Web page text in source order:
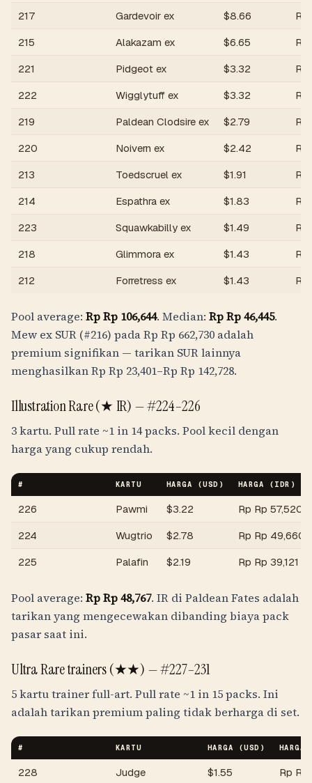
217
Gardevoir ex $8.66 Rp
215
Alakazam ex $6.65 Rp
221
Pidgeot ex $3.32 Rp
222
Wigglytuff ex $3.32 Rp
219
Paldean Clodsire ex $2.79 Rp
220
Noivern ex $2.42 Rp
213
Toedscruel ex $1.91 Rp
214
Espathra ex $1.83 Rp
223
Squawkabilly ex $1.49 Rp
218
Glimmora ex $1.43 Rp
212
Forretress ex $1.43 Rp
Pool average: RpRp 106,644. Median: RpRp 46,445.
Mew ex SUR (#216) padaRp Rp 662,730 adalah
premium signifikan — tarikan SUR lainnya
menghasilkanRp Rp 23,401–Rp Rp 142,728.
Illustration Rare (★ IR) —#224–226
3 kartu. Pull rate ~1 in 14 packs. Pool kecil dengan
harga yang cukup rendah.
# KARTU HARGA (USD) HARGA ( IDR )
226 Pawmi $3.22 Rp Rp 57,520
224
Wugtrio $2.78 Rp Rp 49,660
225
Palafin $2.19 Rp Rp 39,121
Pool average: RpRp 48,767. IR di Paldean Fates adalah
tarikan yang mengecewakan dibanding biaya pack
pasar saat ini.
Ultra Rare trainers (★★) —#227–231
5 kartu trainer full-art. Pull rate ~1 in 15 packs. Ini
adalah tarikan premium paling tidak berharga di set.
# KARTU HARGA (USD) HARGA
228 Judge $1.55 Rp Rp